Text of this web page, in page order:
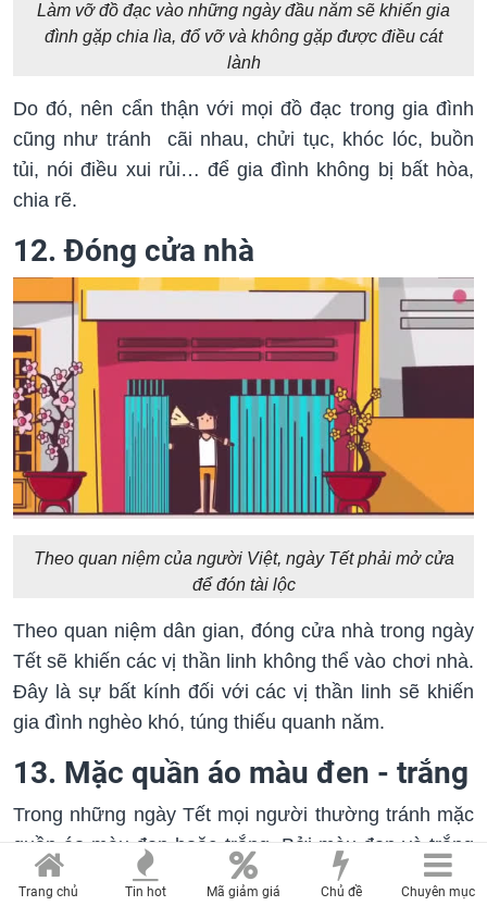
Làm vỡ đồ đạc vào những ngày đầu năm sẽ khiến gia
đình gặp chia lìa, đổ vỡ và không gặp được điều cát
lành
Do đó, nên cẩn thận với mọi đồ đạc trong gia đình
cũng như tránh cãi nhau, chửi tục, khóc lóc, buồn
tủi, nói điều xui rủi… để gia đình không bị bất hòa,
chia rẽ.
12. Đóng cửa nhà
Theo quan niệm của người Việt, ngày Tết phải mở cửa
để đón tài lộc
Theo quan niệm dân gian, đóng cửa nhà trong ngày
Tết sẽ khiến các vị thần linh không thể vào chơi nhà.
Đây là sự bất kính đối với các vị thần linh sẽ khiến
gia đình nghèo khó, túng thiếu quanh năm.
13. Mặc quần áo màu đen - trắng
Trong những ngày Tết mọi người thường tránh mặc
quần áo màu đen hoặc trắng. Bởi màu đen và trắng
tượng trưng cho sự tang tóc, điều xui xẻo.
Trang chủ Tin hot Mã giảm giá Chủ đề Chuyên mục